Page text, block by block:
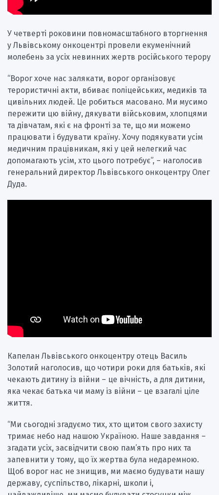
У четверті роковини повномасштабного вторгнення
у Львівському онкоцентрі провели екуменічний
молебень за усіх невинних жертв російського терору
“Ворог хоче нас залякати, ворог організовує
терористичні акти, вбиває поліцейських, медиків та
цивільних людей. Це робиться масовано. Ми мусимо
пережити цю війну, дякувати військовим, хлопцями
та дівчатам, які є на фронті за те, що ми можемо
працювати і будувати країну. Хочу подякувати усім
медичним працівникам, які у цей нелегкий час
допомагають усім, хто цього потребує”, – наголосив
генеральний директор Львівського онкоцентру Олег
Дуда.
Капелан Львівського онкоцентру отець Василь
Золотий наголосив, що чотири роки для батьків, які
чекають дитину із війни – це вічність, а для дитини,
яка чекає батька чи маму із війни – це взагалі ціле
життя.
“Ми сьогодні згадуємо тих, хто щитом свого захисту
тримає небо над нашою Україною. Наше завдання –
згадати усіх, засвідчити свою пам’ять про них та
запевнити у тому, що їх жертва була недаремною.
Щоб ворог нас не знищив, ми маємо будувати нашу
державу, суспільство, лікарні, школи і,